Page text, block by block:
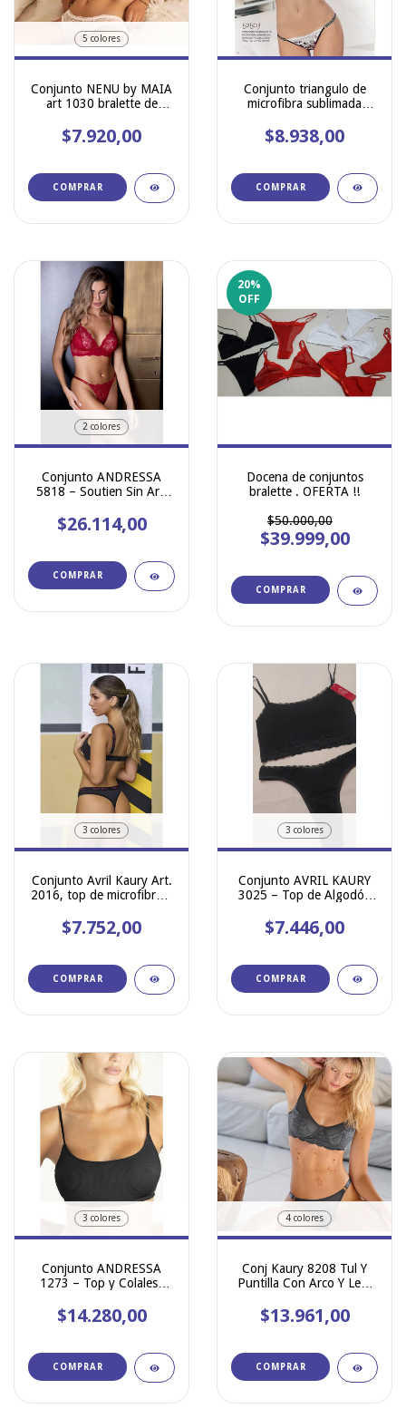
5 colores
Conjunto NENU by MAIA
art 1030 bralette de
$7.920,00
COMPRAR
Conjunto triangulo de
microfibra sublimada
LODY 5250
$8.938,00
COMPRAR
2 colores
Conjunto ANDRESSA
5818 – Soutien Sin Aro
de Puntilla
$26.114,00
COMPRAR
20%
OFF
Docena de conjuntos
bralette . OFERTA !!
$50.000,00
$39.999,00
3 colores
Conjunto Avril Kaury Art.
2016, top de microfibra y
personalizado
$7.752,00
COMPRAR
3 colores
Conjunto AVRIL KAURY
3025 – Top de Algodón
$7.446,00
COMPRAR
3 colores
Conjunto ANDRESSA
1273 – Top y Colaless
$14.280,00
COMPRAR
4 colores
Conj Kaury 8208 Tul Y
Puntilla Con Arco Y Less
$13.961,00
COMPRAR